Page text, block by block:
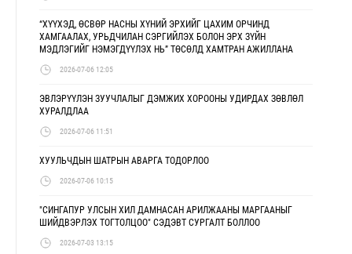
“ХҮҮХЭД, ӨСВӨР НАСНЫ ХҮНИЙ ЭРХИЙГ ЦАХИМ ОРЧИНД
ХАМГААЛАХ, УРЬДЧИЛАН СЭРГИЙЛЭХ БОЛОН ЭРХ ЗҮЙН
МЭДЛЭГИЙГ НЭМЭГДҮҮЛЭХ НЬ” ТӨСӨЛД ХАМТРАН АЖИЛЛАНА
2026-07-06 12:05
ЭВЛЭРҮҮЛЭН ЗУУЧЛАЛЫГ ДЭМЖИХ ХОРООНЫ УДИРДАХ ЗӨВЛӨЛ
ХУРАЛДЛАА
2026-07-06 11:51
ХУУЛЬЧДЫН ШАТРЫН АВАРГА ТОДОРЛОО
2026-07-06 10:15
"СИНГАПУР УЛСЫН ХИЛ ДАМНАСАН АРИЛЖААНЫ МАРГААНЫГ
ШИЙДВЭРЛЭХ ТОГТОЛЦОО" СЭДЭВТ СУРГАЛТ БОЛЛОО
2026-07-03 13:15